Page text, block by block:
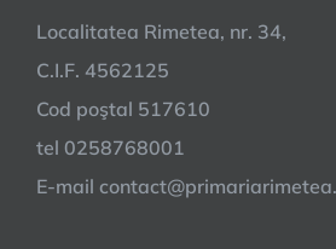
Localitatea Rimetea, nr. 34,
C.I.F. 4562125
Cod poştal 517610
tel 0258768001
E-mail